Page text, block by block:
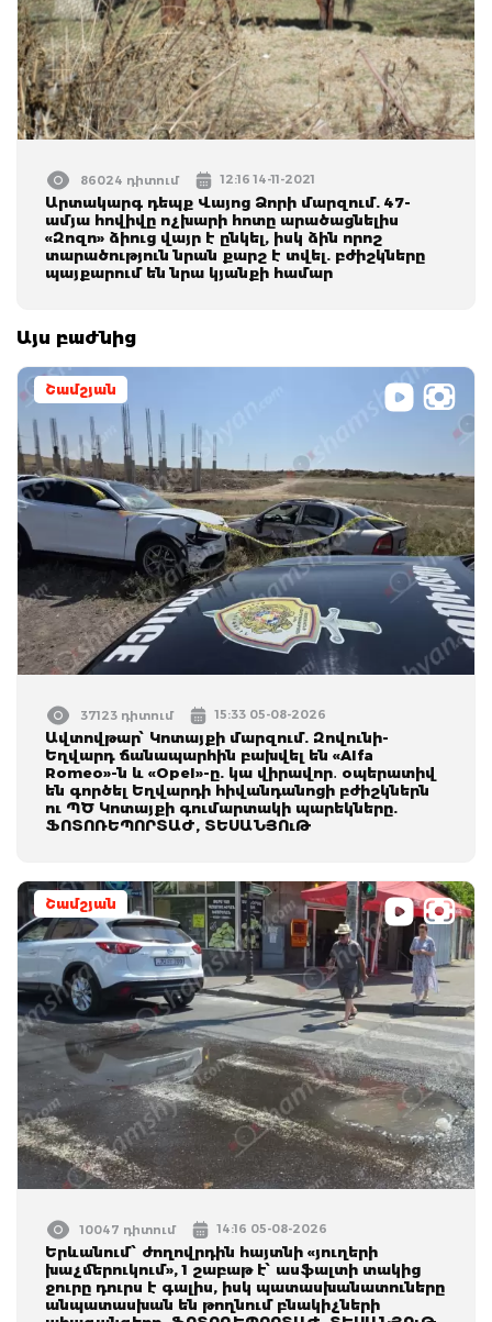
86024 դիտում 12:16 14-11-2021
Արտակարգ դեպք Վայոց Ձորի մարզում. 47-
ամյա հովիվը ոչխարի հոտը արածացնելիս
«Զոզո» ձիուց վայր է ընկել, իսկ ձին որոշ
տարածություն նրան քարշ է տվել. բժիշկները
պայքարում են նրա կյանքի համար
Այս բաժնից
Շամշյան
37123 դիտում 15:33 05-08-2026
Ավտովթար՝ Կոտայքի մարզում. Զովունի-
Եղվարդ ճանապարհին բախվել են «Alfa
Romeo»-ն և «Opel»-ը. կա վիրավոր․ օպերատիվ
են գործել Եղվարդի հիվանդանոցի բժիշկներն
ու ՊԾ Կոտայքի գումարտակի պարեկները.
ՖՈՏՈՌԵՊՈՐՏԱԺ, ՏԵՍԱՆՅՈւԹ
Շամշյան
10047 դիտում 14:16 05-08-2026
Երևանում՝ ժողովրդին հայտնի «յուղերի
խաչմերուկում», 1 շաբաթ է՝ ասֆալտի տակից
ջուրը դուրս է գալիս, իսկ պատասխանատուները
անպատասխան են թողնում բնակիչների